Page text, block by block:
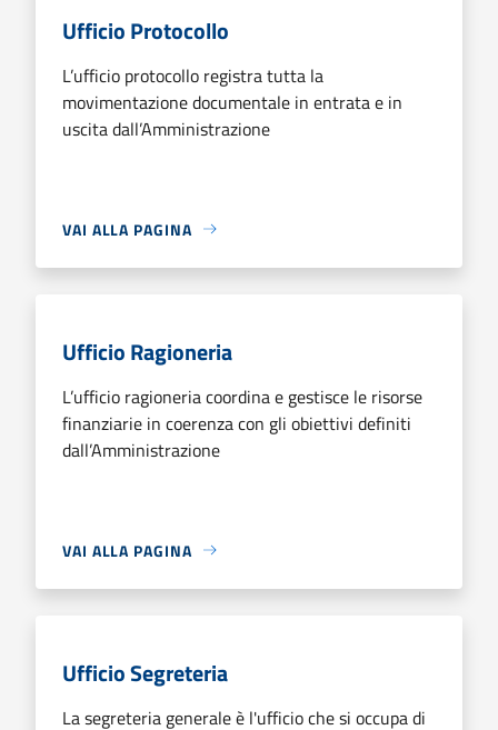
Ufficio Protocollo
L’ufficio protocollo registra tutta la
movimentazione documentale in entrata e in
uscita dall’Amministrazione
VAI ALLA PAGINA
Ufficio Ragioneria
L’ufficio ragioneria coordina e gestisce le risorse
finanziarie in coerenza con gli obiettivi definiti
dall’Amministrazione
VAI ALLA PAGINA
Ufficio Segreteria
La segreteria generale è l'ufficio che si occupa di